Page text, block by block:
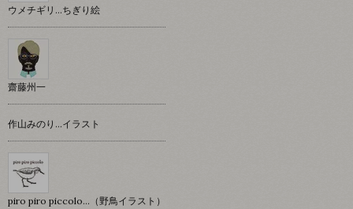
ウメチギリ…ちぎり絵
齋藤州一
作山みのり…イラスト
piro piro piccolo…（野鳥イラスト）